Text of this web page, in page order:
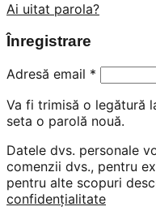
Ai uitat parola?
Înregistrare
Adresă email *
Va fi trimisă o legătură
seta o parolă nouă.
Datele dvs. personale
comenzii dvs., pentru
pentru alte scopuri
confidențialitate